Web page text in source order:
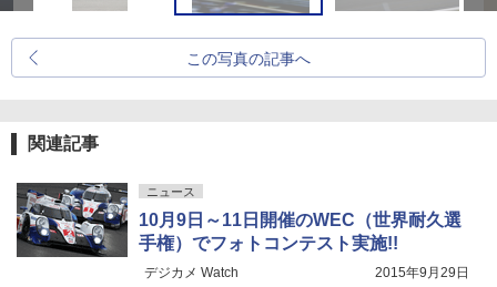
この写真の記事へ
関連記事
ニュース
10月9日～11日開催のWEC（世界耐久選
手権）でフォトコンテスト実施!!
デジカメ Watch 2015年9月29日